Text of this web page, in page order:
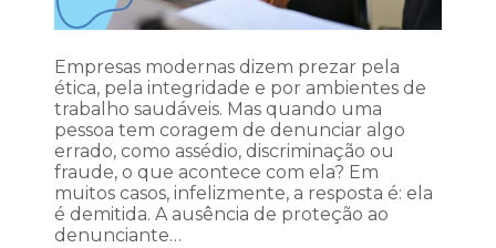
Empresas modernas dizem prezar pela
ética, pela integridade e por ambientes de
trabalho saudáveis. Mas quando uma
pessoa tem coragem de denunciar algo
errado, como assédio, discriminação ou
fraude, o que acontece com ela? Em
muitos casos, infelizmente, a resposta é: ela
é demitida. A ausência de proteção ao
denunciante…